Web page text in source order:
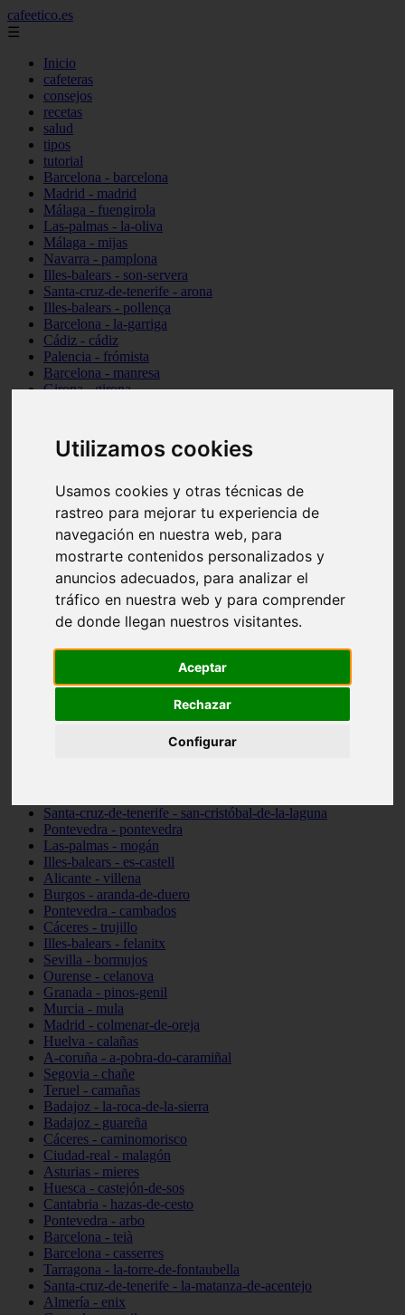
Utilizamos cookies
Usamos cookies y otras técnicas de
rastreo para mejorar tu experiencia de
navegación en nuestra web, para
mostrarte contenidos personalizados y
anuncios adecuados, para analizar el
tráfico en nuestra web y para comprender
de donde llegan nuestros visitantes.
Aceptar
Rechazar
Configurar
cafeetico.es
☰
Inicio
cafeteras
consejos
recetas
salud
tipos
tutorial
Barcelona - barcelona
Madrid - madrid
Málaga - fuengirola
Las-palmas - la-oliva
Málaga - mijas
Navarra - pamplona
Illes-balears - son-servera
Santa-cruz-de-tenerife - arona
Illes-balears - pollença
Barcelona - la-garriga
Cádiz - cádiz
Palencia - frómista
Barcelona - manresa
Girona - girona
Valencia - valencia
Málaga - nerja
A-coruña - santiago-de-compostela
Tarragona - tarragona
Asturias - gijón
Girona - figueres
Madrid - leganés
Almería - roquetas-de-mar
Girona - tossa-de-mar
Barcelona - sant-cugat-del-vallès
Alicante - l39alfàs-del-pi
Barcelona - vilanova-i-la-geltrú
Illes-balears - alcúdia
Illes-balears - sant-antoni-de-portmany
Santa-cruz-de-tenerife - san-cristóbal-de-la-laguna
Pontevedra - pontevedra
Las-palmas - mogán
Illes-balears - es-castell
Alicante - villena
Burgos - aranda-de-duero
Pontevedra - cambados
Cáceres - trujillo
Illes-balears - felanitx
Sevilla - bormujos
Ourense - celanova
Granada - pinos-genil
Murcia - mula
Madrid - colmenar-de-oreja
Huelva - calañas
A-coruña - a-pobra-do-caramiñal
Segovia - chañe
Teruel - camañas
Badajoz - la-roca-de-la-sierra
Badajoz - guareña
Cáceres - caminomorisco
Ciudad-real - malagón
Asturias - mieres
Huesca - castejón-de-sos
Cantabria - hazas-de-cesto
Pontevedra - arbo
Barcelona - teià
Barcelona - casserres
Tarragona - la-torre-de-fontaubella
Santa-cruz-de-tenerife - la-matanza-de-acentejo
Almería - enix